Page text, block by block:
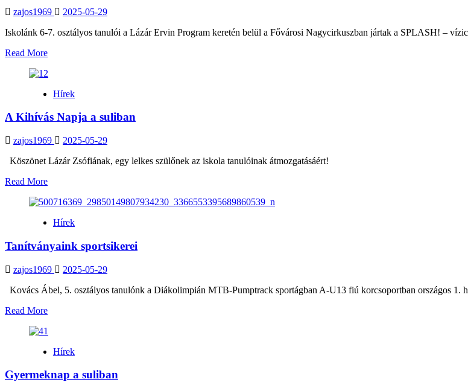
zajos1969
2025-05-29
Iskolánk 6-7. osztályos tanulói a Lázár Ervin Program keretén belül a Fővárosi Nagycirkuszban jártak a SPLASH! –
Read MoreRead
about
jártunk
Hírek
A Kihívás Napja a suliban
zajos1969
2025-05-29
Köszönet Lázár Zsófiának, egy lelkes szülőnek az iskola tanulóinak átmozgatásáért!
Read MoreRead
about
Kihívás
a
Hírek
Tanítványaink sportsikerei
zajos1969
2025-05-29
Kovács Ábel, 5. osztályos tanulónk a Diákolimpián MTB-Pumptrack sportágban A-U13 fiú korcsoportban országos 1.
Read MoreRead
about
sportsikerei
Hírek
Gyermeknap a suliban